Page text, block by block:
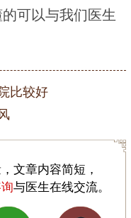
可以与我们医生
比较好
文章内容简短，
与医生在线交流。